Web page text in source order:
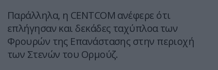
Παράλληλα, η CENTCOM ανέφερε ότι
επλήγησαν και δεκάδες ταχύπλοα των
Φρουρών της Επανάστασης στην περιοχή
των Στενών του Ορμούζ.